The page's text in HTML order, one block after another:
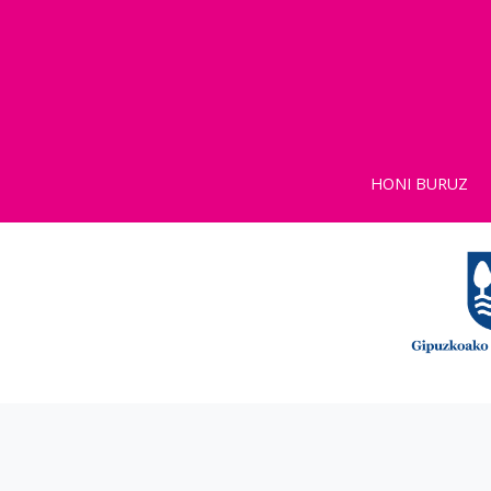
HONI BURUZ